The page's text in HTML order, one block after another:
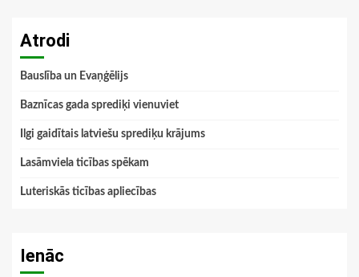
Atrodi
Bauslība un Evaņģēlijs
Baznīcas gada sprediķi vienuviet
Ilgi gaidītais latviešu sprediķu krājums
Lasāmviela ticības spēkam
Luteriskās ticības apliecības
Ienāc